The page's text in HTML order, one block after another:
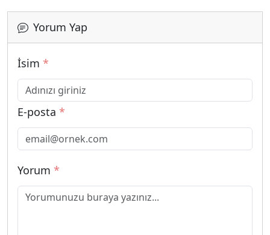
Yorum Yap
İsim *
E-posta *
Yorum *